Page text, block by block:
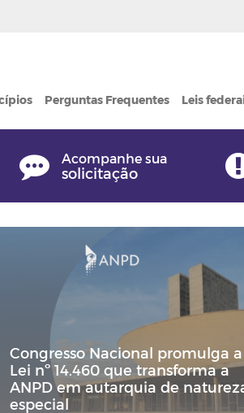
Perguntas Frequentes Leis
Acompanhe sua
solicitação
Congresso Nacional promulga a
Lei nº 14.460 que transforma a
ANPD em autarquia de
especial